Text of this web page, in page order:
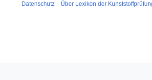
Datenschutz Über Lexikon der